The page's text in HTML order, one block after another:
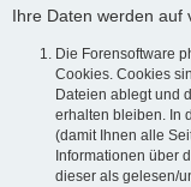
Ihre Daten werden auf
Die Forensoftware
Cookies. Cookies
Dateien ablegt und
erhalten bleiben. In
(damit Ihnen alle
Informationen über
dieser als gelesen/